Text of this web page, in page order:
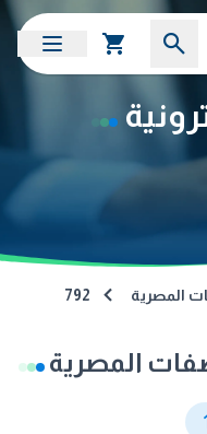
المصرية 792
المصرية